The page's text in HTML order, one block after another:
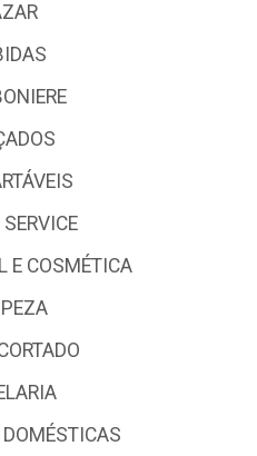
E COSMÉTICA